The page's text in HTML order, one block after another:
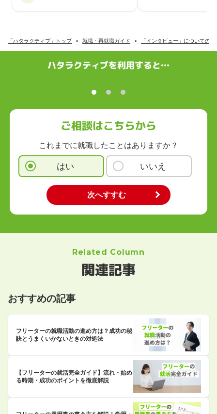
「ハタラクティブ」トップ 就職・再就職ガイド 「インタビュー」についての
ハタラクティブを利用すると…
ご相談はこちらから
これまでに就職したことはありますか？
はい いいえ
Related Column
関連記事
おすすめの記事
フリーターの就職活動の進め方は？成功の秘
訣とうまくいかないときの対処法
【フリーターの就活完全ガイド】流れ・始め
る時期・成功のポイントを徹底解説